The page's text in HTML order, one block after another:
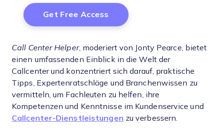
Call Center Helper, moderiert von Jonty Pearce, bietet
einen umfassenden Einblick in die Welt der
Callcenter und konzentriert sich darauf, praktische
Tipps, Expertenratschläge und Branchenwissen zu
vermitteln, um Fachleuten zu helfen, ihre
Kompetenzen und Kenntnisse im Kundenservice und
Callcenter-Dienstleistungen zu verbessern.